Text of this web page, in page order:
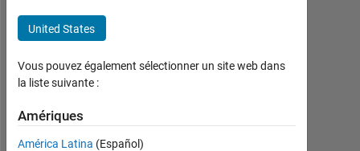
environ
6 ans il
|
depuis
2020
United States
Vous pouvez également sélectionner un site web dans
la liste suivante :
Amériques
América Latina (Español)